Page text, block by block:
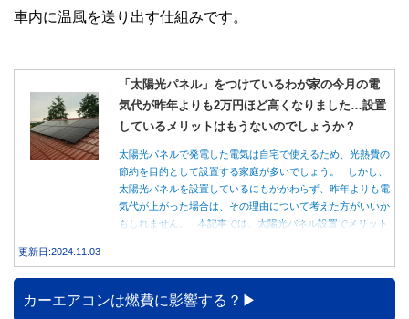
車内に温風を送り出す仕組みです。
「太陽光パネル」をつけているわが家の今月の電
気代が昨年よりも2万円ほど高くなりました…設置
しているメリットはもうないのでしょうか？
太陽光パネルで発電した電気は自宅で使えるため、光熱費の
節約を目的として設置する家庭が多いでしょう。 しかし、
太陽光パネルを設置しているにもかかわらず、昨年よりも電
気代が上がった場合は、その理由について考えた方がいいか
もしれません。 本記事では、太陽光パネル設置でメリット
更新日:2024.11.03
カーエアコンは燃費に影響する？